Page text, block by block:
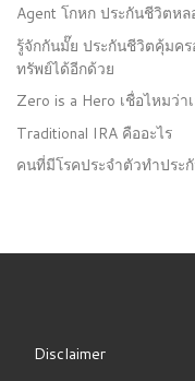
Agent โกหก ประกันชีวิตห
รู้จักกันมั๊ย ประกันชีวิตคุ้มค
ทรัพย์ได้อีกด้วย
Zero is a Hero เชื่อไหมว่
Traditional IRA คืออะไร
คนที่มีโรคประจำตัวทำประ
Disclaimer